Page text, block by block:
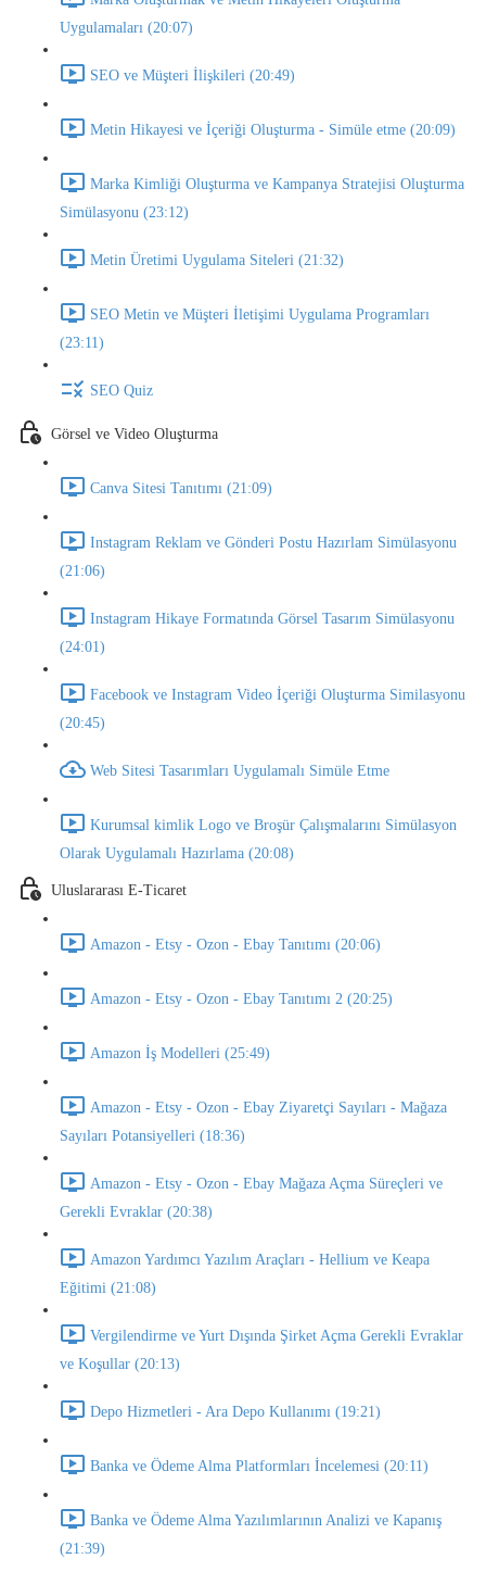
Uygulamaları (20:07)
SEO ve Müşteri İlişkileri (20:49)
Metin Hikayesi ve İçeriği Oluşturma - Simüle etme (20:09)
Marka Kimliği Oluşturma ve Kampanya Stratejisi Oluşturma
Simülasyonu (23:12)
Metin Üretimi Uygulama Siteleri (21:32)
SEO Metin ve Müşteri İletişimi Uygulama Programları
(23:11)
SEO Quiz
Görsel ve Video Oluşturma
Canva Sitesi Tanıtımı (21:09)
Instagram Reklam ve Gönderi Postu Hazırlam Simülasyonu
(21:06)
Instagram Hikaye Formatında Görsel Tasarım Simülasyonu
(24:01)
Facebook ve Instagram Video İçeriği Oluşturma Similasyonu
(20:45)
Web Sitesi Tasarımları Uygulamalı Simüle Etme
Kurumsal kimlik Logo ve Broşür Çalışmalarını Simülasyon
Olarak Uygulamalı Hazırlama (20:08)
Uluslararası E-Ticaret
Amazon - Etsy - Ozon - Ebay Tanıtımı (20:06)
Amazon - Etsy - Ozon - Ebay Tanıtımı 2 (20:25)
Amazon İş Modelleri (25:49)
Amazon - Etsy - Ozon - Ebay Ziyaretçi Sayıları - Mağaza
Sayıları Potansiyelleri (18:36)
Amazon - Etsy - Ozon - Ebay Mağaza Açma Süreçleri ve
Gerekli Evraklar (20:38)
Amazon Yardımcı Yazılım Araçları - Hellium ve Keapa
Eğitimi (21:08)
Vergilendirme ve Yurt Dışında Şirket Açma Gerekli Evraklar
ve Koşullar (20:13)
Depo Hizmetleri - Ara Depo Kullanımı (19:21)
Banka ve Ödeme Alma Platformları İncelemesi (20:11)
Banka ve Ödeme Alma Yazılımlarının Analizi ve Kapanış
(21:39)